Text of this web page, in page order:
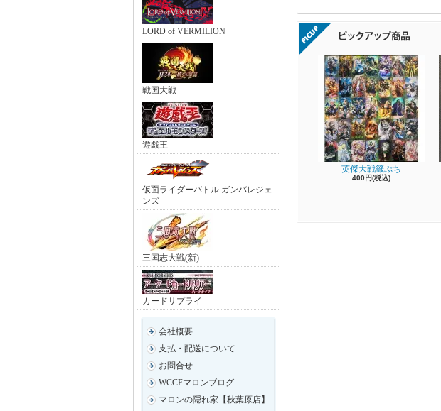
LORD of VERMILION
戦国大戦
遊戯王
仮面ライダーバトル ガンバレジェ
ンズ
三国志大戦(新)
カードサプライ
会社概要
支払・配送について
お問合せ
WCCFマロンブログ
マロンの隠れ家【秋葉原店】
英傑大戦籤ぷち
400円(税込)